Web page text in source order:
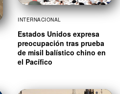
INTERNACIONAL
Estados Unidos expresa
preocupación tras prueba
de misil balístico chino en
el Pacífico